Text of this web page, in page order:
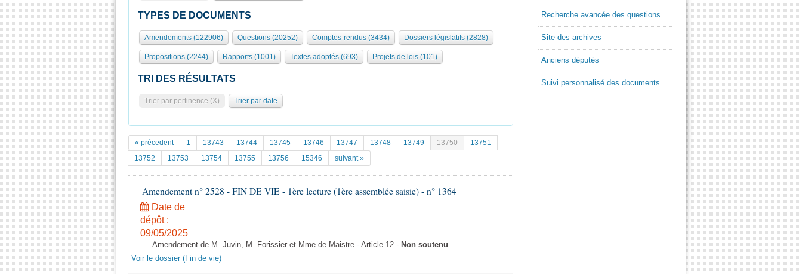
TYPES DE DOCUMENTS
Amendements (122906) Questions (20252) Comptes-rendus (3434) Dossiers législatifs (2828)
Propositions (2244) Rapports (1001) Textes adoptés (693) Projets de lois (101)
TRI DES RÉSULTATS
Trier par pertinence (X) Trier par date
« précedent 1 13743 13744 13745 13746 13747 13748 13749 13750
13751
13752
13753 13754 13755 13756 15346 suivant »
Amendement n° 2528 - FIN DE VIE - 1ère lecture (1ère assemblée saisie) - n° 1364
Date de
dépôt :
09/05/2025
Amendement de M. Juvin, M. Forissier et Mme de Maistre - Article 12 - Non soutenu
Voir le dossier (Fin de vie)
Recherche avancée des questions
Site des archives
Anciens députés
Suivi personnalisé des documents